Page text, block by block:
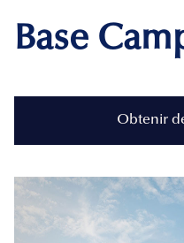
Base
Obtenir